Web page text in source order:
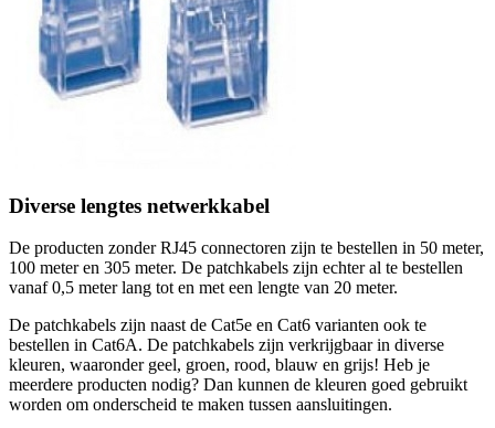
Diverse lengtes netwerkkabel
De producten zonder RJ45 connectoren zijn te bestellen in 50 meter,
100 meter en 305 meter. De patchkabels zijn echter al te bestellen
vanaf 0,5 meter lang tot en met een lengte van 20 meter.
De patchkabels zijn naast de Cat5e en Cat6 varianten ook te
bestellen in Cat6A. De patchkabels zijn verkrijgbaar in diverse
kleuren, waaronder geel, groen, rood, blauw en grijs! Heb je
meerdere producten nodig? Dan kunnen de kleuren goed gebruikt
worden om onderscheid te maken tussen aansluitingen.